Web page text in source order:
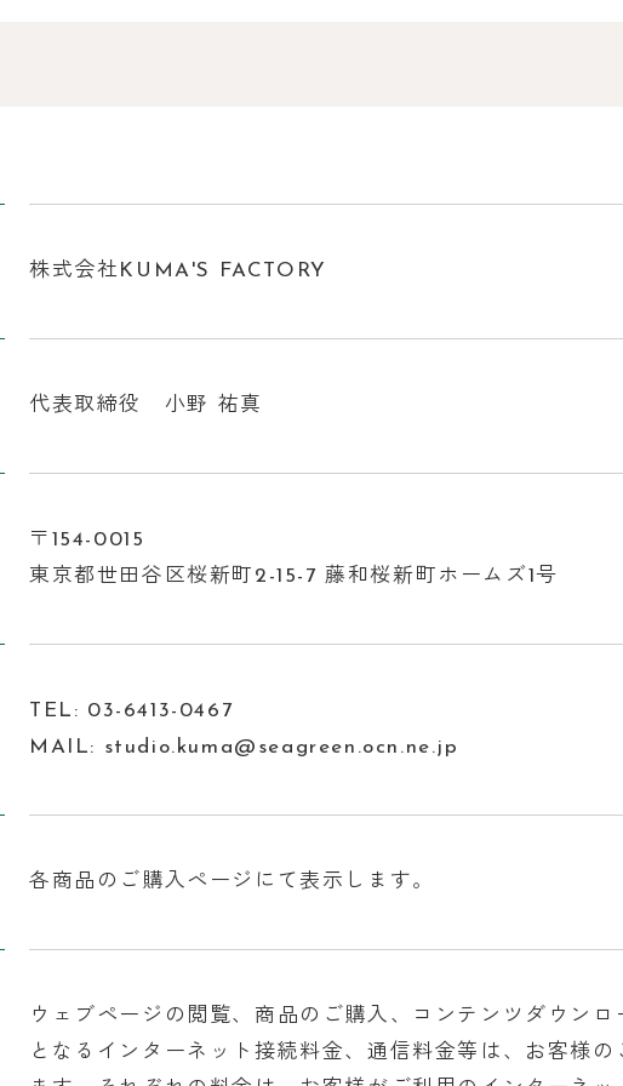
株式会社KUMA'S FACTORY
代表取締役 小野 祐真
〒154-0015
東京都世田谷区桜新町2-15-7 藤和桜新町ホームズ1号
TEL: 03-6413-0467
MAIL: studio.kuma@seagreen.ocn.ne.jp
各商品のご購入ページにて表示します。
ウェブページの閲覧、商品のご購入、コンテンツダウンロ
となるインターネット接続料金、通信料金等は、お客様の